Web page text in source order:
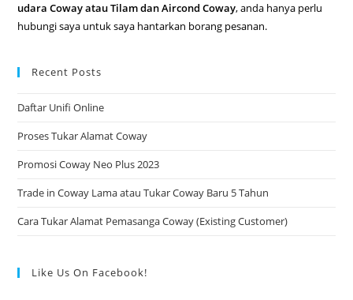
udara Coway atau Tilam dan Aircond Coway, anda hanya perlu
hubungi saya untuk saya hantarkan borang pesanan.
Recent Posts
Daftar Unifi Online
Proses Tukar Alamat Coway
Promosi Coway Neo Plus 2023
Trade in Coway Lama atau Tukar Coway Baru 5 Tahun
Cara Tukar Alamat Pemasanga Coway (Existing Customer)
Like Us On Facebook!